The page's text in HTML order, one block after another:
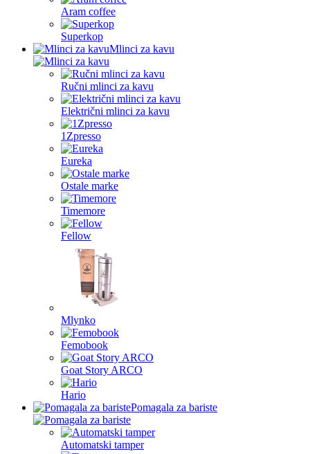
Aram coffee
Superkop
Mlinci za kavu
Ručni mlinci za kavu
Električni mlinci za kavu
1Zpresso
Eureka
Ostale marke
Timemore
Fellow
Mlynko
Femobook
Goat Story ARCO
Hario
Pomagala za bariste
Automatski tamper